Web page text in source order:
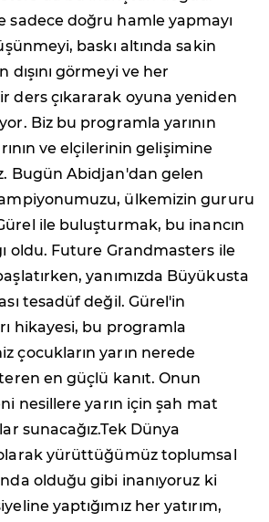
sadece doğru hamle yapmayı
baskı altında sakin
dışını görmeyi ve her
ders çıkararak oyuna yeniden
Biz bu programla yarının
ve elçilerinin gelişimine
Bugün Abidjan'dan gelen
ülkemizin gururu
ile buluşturmak, bu inancın
oldu. Future Grandmasters ile
yanımızda Büyükusta
tesadüf değil. Gürel'in
hikayesi, bu programla
çocukların yarın nerede
en güçlü kanıt. Onun
nesillere yarın için şah mat
sunacağız.Tek Dünya
yürüttüğümüz toplumsal
olduğu gibi inanıyoruz ki
yaptığımız her yatırım,